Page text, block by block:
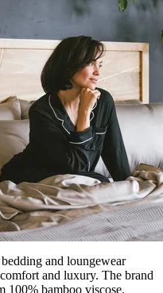
and loungewear
and luxury. The brand
100% bamboo viscose.